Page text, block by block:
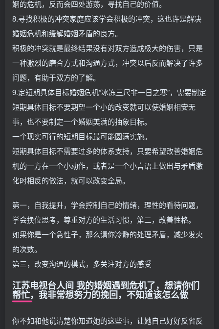
姻的危机，反而会四处游荡，寻找自己的价值。
8.寻找积极的冲突家庭应该学会积极的冲突，这也许是解决
婚姻危机和缓解婚姻矛盾的良方。
积极的冲突就是最终结果没有对双方造成极大的伤害，只是
一种激烈的磨合方式和沟通方式，冲突以后反而解决了许多
问题，有助于双方的了解。
9.定短期具体目标婚姻危机”冰冻三尺非一日之寒”，需要制定
短期具体目标不要期望一个小的改变就可以使婚姻相安无
事，也不要制定一个婚姻美满的抽象目标。
一个现实可行的短期目标最可能圆满实施。
短期具体目标不需要过多的体系支持，只要希望改善婚姻危
机的一方在一个小动作，或者是一个小言语上做出与矛盾激
化时相反的做法，就可以改变全局。
第一，自我提升，学会控制自己的情绪，理性的看待问题，
学会换位思考，尊重对方的生活习惯，第二，改善性格。
如果你是一个急性子，那么请你冷静的处理矛盾，减少发火
的次数。
第三，改变沟通的模式，多关注对方的感受
江苏电视台人间 我的婚姻遇到危机了，想请你们
帮忙，我非常想努力的挽回，不知道该怎么做
你不如和他说清楚你知道她的这些事，让她自己好好反省反